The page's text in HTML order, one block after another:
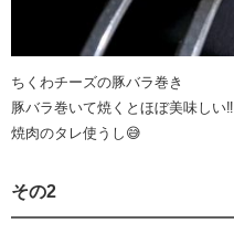
ちくわチーズの豚バラ巻き
豚バラ巻いて焼くとほぼ美味しい‼️
焼肉のタレ使うし😅
その2